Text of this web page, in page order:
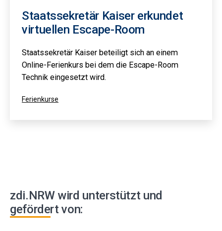
Staatssekretär Kaiser erkundet
virtuellen Escape-Room
Staatssekretär Kaiser beteiligt sich an einem
Online-Ferienkurs bei dem die Escape-Room
Technik eingesetzt wird.
Kategorisiert
Ferienkurse
zdi.NRW wird unterstützt und
gefördert von: